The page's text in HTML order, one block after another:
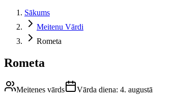
Sākums
Meitenu Vārdi
Rometa
Rometa
Meitenes vārds Vārda diena: 4. augustā